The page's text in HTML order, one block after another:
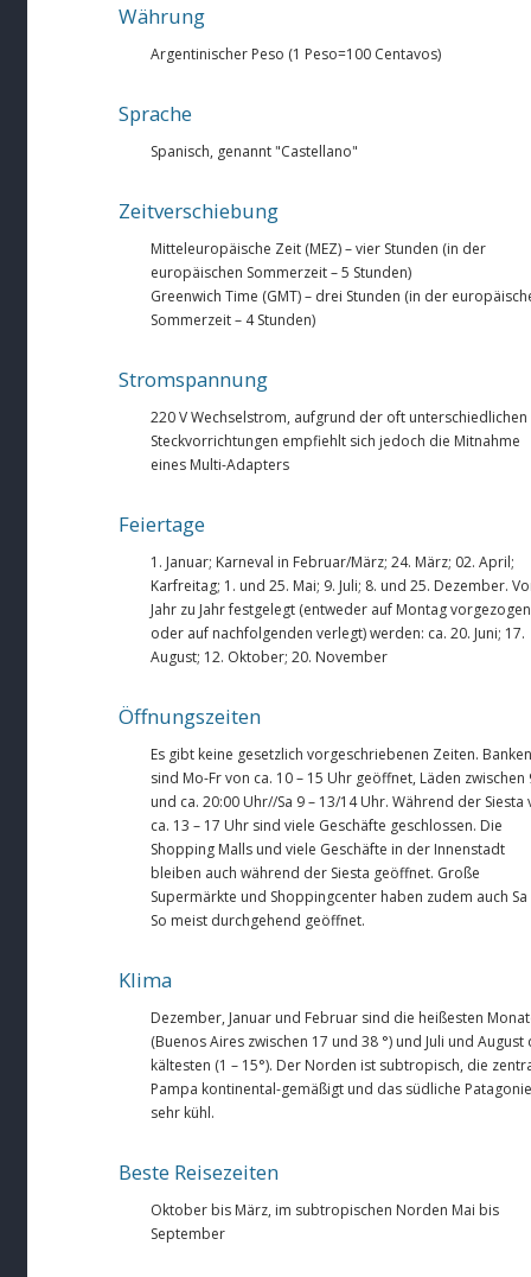
Währung
Argentinischer Peso (1 Peso=100 Centavos)
Sprache
Spanisch, genannt "Castellano"
Zeitverschiebung
Mitteleuropäische Zeit (MEZ) – vier Stunden (in der
europäischen Sommerzeit – 5 Stunden)
Greenwich Time (GMT) – drei Stunden (in der
Sommerzeit – 4 Stunden)
Stromspannung
220 V Wechselstrom, aufgrund der oft unterschiedlichen
Steckvorrichtungen empfiehlt sich jedoch die Mitnahme
eines Multi-Adapters
Feiertage
1. Januar; Karneval in Februar/März; 24. März; 02. April;
Karfreitag; 1. und 25. Mai; 9. Juli; 8. und 25. Dezember.
Jahr zu Jahr festgelegt (entweder auf Montag vorgezogen
oder auf nachfolgenden verlegt) werden: ca. 20. Juni; 17.
August; 12. Oktober; 20. November
Öffnungszeiten
Es gibt keine gesetzlich vorgeschriebenen Zeiten. Banken
sind Mo-Fr von ca. 10 – 15 Uhr geöffnet, Läden zwischen
und ca. 20:00 Uhr//Sa 9 – 13/14 Uhr. Während der Siesta
ca. 13 – 17 Uhr sind viele Geschäfte geschlossen. Die
Shopping Malls und viele Geschäfte in der Innenstadt
bleiben auch während der Siesta geöffnet. Große
Supermärkte und Shoppingcenter haben zudem auch
So meist durchgehend geöffnet.
Klima
Dezember, Januar und Februar sind die heißesten
(Buenos Aires zwischen 17 und 38 °) und Juli und August
kältesten (1 – 15°). Der Norden ist subtropisch, die
Pampa kontinental-gemäßigt und das südliche
sehr kühl.
Beste Reisezeiten
Oktober bis März, im subtropischen Norden Mai bis
September